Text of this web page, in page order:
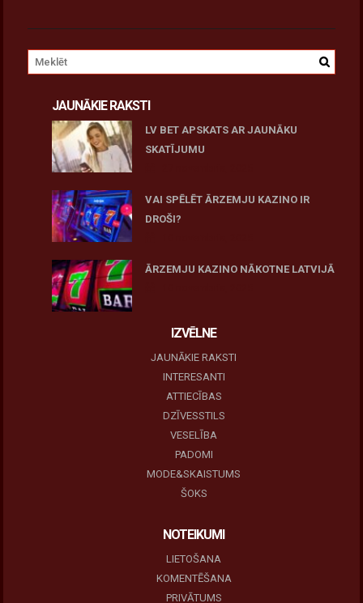
JAUNĀKIE RAKSTI
LV BET APSKATS AR JAUNĀKU
SKATĪJUMU
VAI SPĒLĒT ĀRZEMJU KAZINO IR
DROŠI?
ĀRZEMJU KAZINO NĀKOTNE LATVIJĀ
IZVĒLNE
JAUNĀKIE RAKSTI
INTERESANTI
ATTIECĪBAS
DZĪVESSTILS
VESELĪBA
PADOMI
MODE&SKAISTUMS
ŠOKS
NOTEIKUMI
LIETOŠANA
KOMENTĒŠANA
PRIVĀTUMS